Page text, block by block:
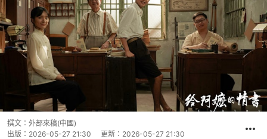
撰文： 外部來稿(中國)
出版： 2026-05-27 21:30 更新： 2026-05-27 21:30